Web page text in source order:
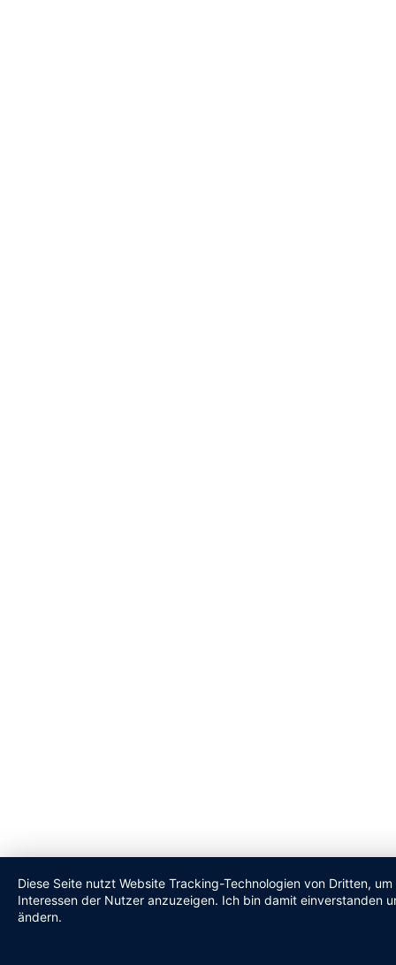
Diese Seite nutzt Website Tracking-Technologien von Dritten,
Interessen der Nutzer anzuzeigen. Ich bin damit einverstanden
ändern.